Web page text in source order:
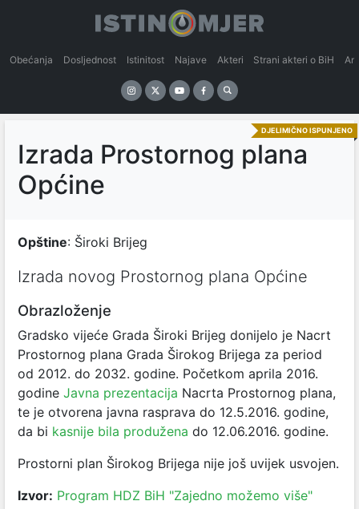
Obećanja Dosljednost Istinitost Najave Akteri Strani akteri o BiH
DJELIMIČNO ISPUNJENO
Izrada Prostornog plana
Općine
Opštine: Široki Brijeg
Izrada novog Prostornog plana Općine
Obrazloženje
Gradsko vijeće Grada Široki Brijeg donijelo je Nacrt
Prostornog plana Grada Širokog Brijega za period
od 2012. do 2032. godine. Početkom aprila 2016.
godine Javna prezentacija Nacrta Prostornog plana,
te je otvorena javna rasprava do 12.5.2016. godine,
da bi kasnije bila produžena do 12.06.2016. godine.
Prostorni plan Širokog Brijega nije još uvijek usvojen.
Izvor: Program HDZ BiH "Zajedno možemo više"